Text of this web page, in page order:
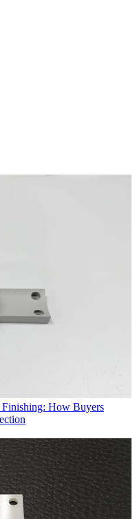
Finishing: How Buyers